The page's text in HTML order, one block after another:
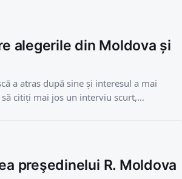
alegerile din Moldova și
a atras după sine și interesul a mai
citiți mai jos un interviu scurt,…
preşedinelui R. Moldova